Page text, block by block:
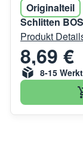
Originalteil
Schlitten
Produkt
8,69 €
8-15